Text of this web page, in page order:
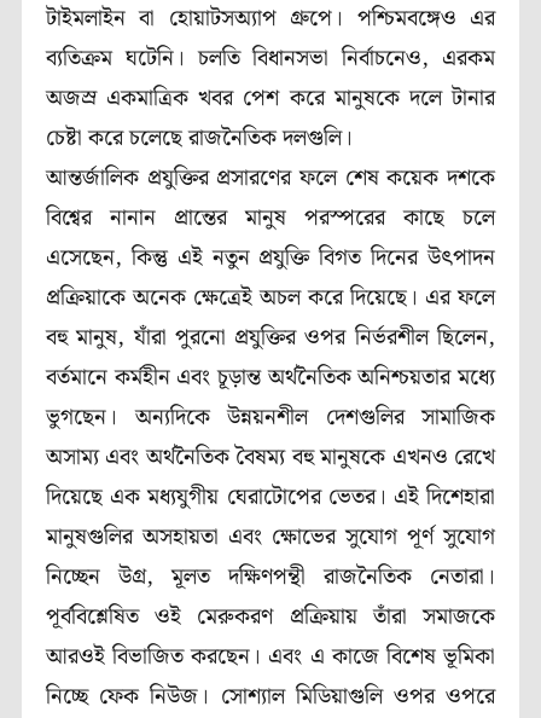
টাইমলাইন বা হোয়াটসঅ্যাপ গ্রুপে। পশ্চিমবঙ্গেও এর
ব্যতিক্রম ঘটেনি। চলতি বিধানসভা নির্বাচনেও, এরকম
অজস্র একমাত্রিক খবর পেশ করে মানুষকে দলে টানার
চেষ্টা করে চলেছে রাজনৈতিক দলগুলি।
আন্তর্জালিক প্রযুক্তির প্রসারণের ফলে শেষ কয়েক দশকে
বিশ্বের নানান প্রান্তের মানুষ পরস্পরের কাছে চলে
এসেছেন, কিন্তু এই নতুন প্রযুক্তি বিগত দিনের উৎপাদন
প্রক্রিয়াকে অনেক ক্ষেত্রেই অচল করে দিয়েছে। এর ফলে
বহু মানুষ, যাঁরা পুরনো প্রযুক্তির ওপর নির্ভরশীল ছিলেন,
বর্তমানে কর্মহীন এবং চূড়ান্ত অর্থনৈতিক অনিশ্চয়তার মধ্যে
ভুগছেন। অন্যদিকে উন্নয়নশীল দেশগুলির সামাজিক
অসাম্য এবং অর্থনৈতিক বৈষম্য বহু মানুষকে এখনও রেখে
দিয়েছে এক মধ্যযুগীয় ঘেরাটোপের ভেতর। এই দিশেহারা
মানুষগুলির অসহায়তা এবং ক্ষোভের সুযোগ পূর্ণ সুযোগ
নিচ্ছেন উগ্র, মূলত দক্ষিণপন্থী রাজনৈতিক নেতারা।
পূর্ববিশ্লেষিত ওই মেরুকরণ প্রক্রিয়ায় তাঁরা সমাজকে
আরওই বিভাজিত করছেন। এবং এ কাজে বিশেষ ভূমিকা
নিচ্ছে ফেক নিউজ। সোশ্যাল মিডিয়াগুলি ওপর ওপরে